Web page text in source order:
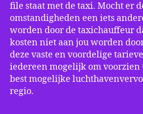
file staat met de taxi. Mocht er
omstandigheden een iets
worden door de taxichauffeur
kosten niet aan jou worden
deze vaste en voordelige
iedereen mogelijk om voorzien
best mogelijke
regio.